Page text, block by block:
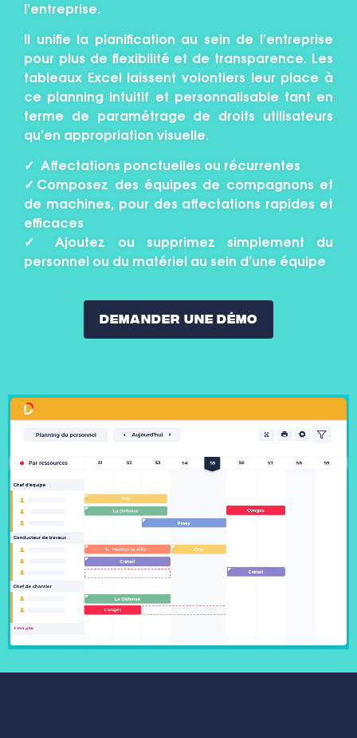
l’entreprise.
Il unifie la planification au sein de l’entreprise
pour plus de flexibilité et de transparence. Les
tableaux Excel laissent volontiers leur place à
ce planning intuitif et personnalisable tant en
terme de paramétrage de droits utilisateurs
qu’en appropriation visuelle.
✓ Affectations ponctuelles ou récurrentes
✓Composez des équipes de compagnons et
de machines, pour des affectations rapides et
efficaces
✓ Ajoutez ou supprimez simplement du
personnel ou du matériel au sein d’une équipe
Demander Une Démo